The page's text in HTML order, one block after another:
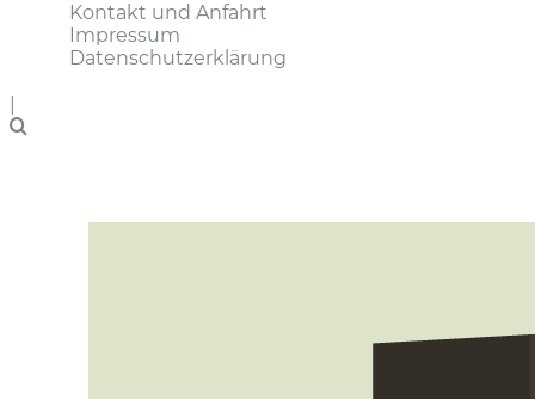
Kontakt und Anfahrt
Impressum
Datenschutzerklärung